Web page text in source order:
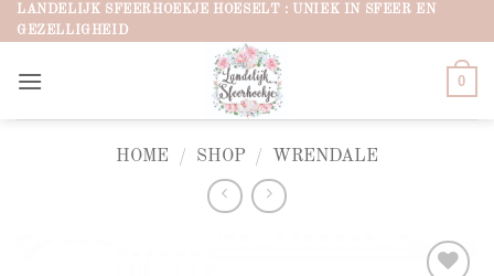
Ga
naar
LANDELIJK SFEERHOEKJE HOESELT : UNIEK IN SFEER EN
GEZELLIGHEID
0
HOME / SHOP / WRENDALE